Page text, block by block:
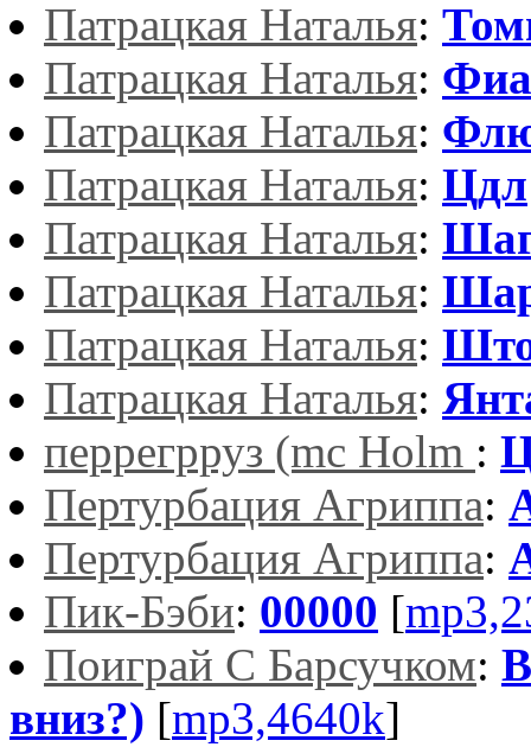
Патрацкая Наталья:
Патрацкая Наталья:
Патрацкая Наталья:
Патрацкая Наталья: Цдл
Патрацкая Наталья:
Патрацкая Наталья:
Патрацкая Наталья:
Патрацкая Наталья:
перрегрруз (mc Holm :
Пертурбация Агриппа:
Пертурбация Агриппа:
Пик-Бэби: 00000 [
Поиграй С Барсучком:
вниз?) [mp3,4640k]